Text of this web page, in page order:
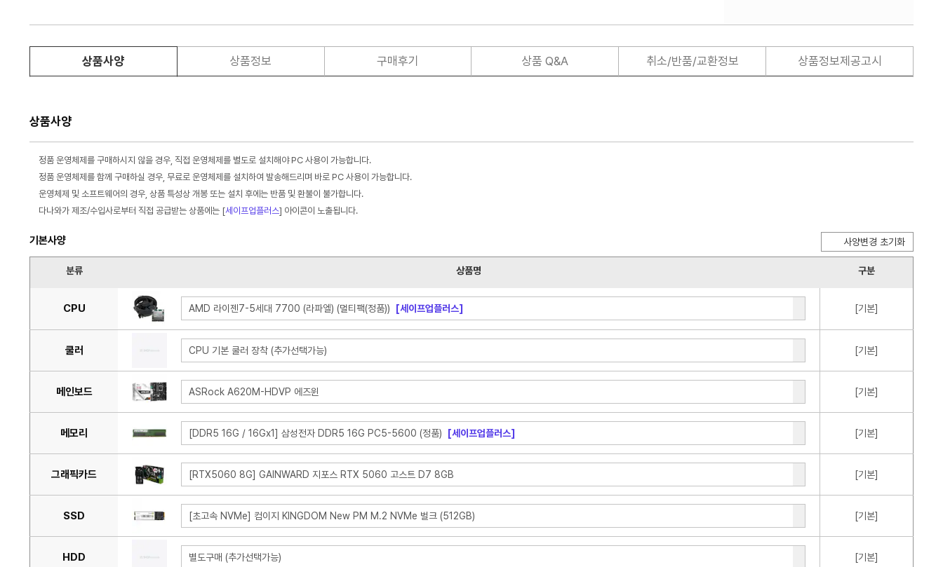
상품사양 상품정보 구매후기 상품 Q&A 취소/반품/교환정보 상품정보제공고시
상품사양
정품 운영체제를 구매하시지 않을 경우, 직접 운영체제를 별도로 설치해야 PC 사용이 가능합니다.
정품 운영체제를 함께 구매하실 경우, 무료로 운영체제를 설치하여 발송해드리며 바로 PC 사용이 가능합니다.
운영체제 및 소프트웨어의 경우, 상품 특성상 개봉 또는 설치 후에는 반품 및 환불이 불가합니다.
다나와가 제조/수입사로부터 직접 공급받는 상품에는 [세이프업플러스] 아이콘이 노출됩니다.
기본사양 사양변경 초기화
분류 상품명 구분
CPU AMD 라이젠7-5세대 7700 (라파엘) (멀티팩(정품)) [세이프업플러스] [기본]
쿨러 CPU 기본 쿨러 장착 (추가선택가능) [기본]
메인보드 ASRock A620M-HDVP 에즈윈 [기본]
메모리 [DDR5 16G / 16Gx1] 삼성전자 DDR5 16G PC5-5600 (정품) [세이프업플러스] [기본]
그래픽카드 [RTX5060 8G] GAINWARD 지포스 RTX 5060 고스트 D7 8GB [기본]
SSD [초고속 NVMe] 컴이지 KINGDOM New PM M.2 NVMe 벌크 (512GB) [기본]
HDD 별도구매 (추가선택가능) [기본]